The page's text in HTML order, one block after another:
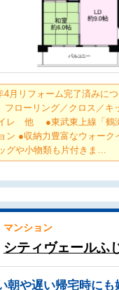
4月リフォーム完了済みに
ローリング／クロス／キ
レ 他 ●東武東上線「鶴
ン ●収納力豊富なウォーク
グや小物類も片付きま…
マンション
シティヴェールふ